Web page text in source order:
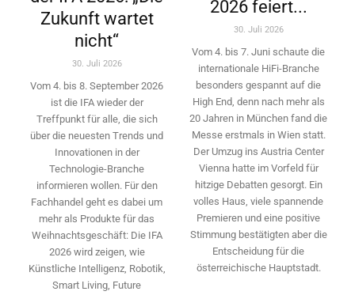
Zukunft wartet
nicht“
30. Juli 2026
Vom 4. bis 8. September 2026
ist die IFA wieder der
Treffpunkt für alle, die sich
über die neuesten Trends und
Innovationen in der
Technologie-­Branche
informieren wollen. Für den
Fachhandel geht es dabei um
mehr als Produkte für das
Weihnachtsgeschäft: Die IFA
2026 wird ­zeigen, wie
Künstliche Intelligenz, Robotik,
Smart Living, Future
2026 feiert...
30. Juli 2026
Vom 4. bis 7. Juni schaute die
internationale HiFi-Branche
besonders gespannt auf die
High End, denn nach mehr als
20 Jahren in München fand die
Messe erstmals in Wien statt.
Der Umzug ins Austria Center
Vienna hatte im Vorfeld für
hitzige Debatten gesorgt. Ein
volles Haus, viele spannende
Premieren und eine positive
Stimmung bestätigten aber die
Entscheidung für die
österreichische Hauptstadt.